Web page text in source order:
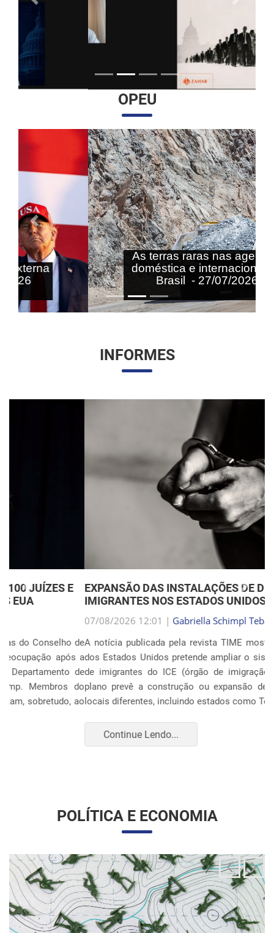
Anterior
OPEU
As terras raras nas agendas
doméstica e internacional do
Brasil - 27/07/2026
Anterior Próximo
INFORMES
EXPANSÃO DAS INSTALAÇÕES DE DETENÇÃO DE
IMIGRANTES NOS ESTADOS UNIDOS
07/08/2026 12:01 |Gabriella Schimpl Tebar Anunciação
A notícia publicada pela revista TIME mostra que o governo
dos Estados Unidos pretende ampliar o sistema de detenção
de imigrantes do ICE (órgão de imigração e alfândega). O
plano prevê a construção ou expansão de unidades em 14
locais diferentes, incluindo estados como Texas, F...
Anterior